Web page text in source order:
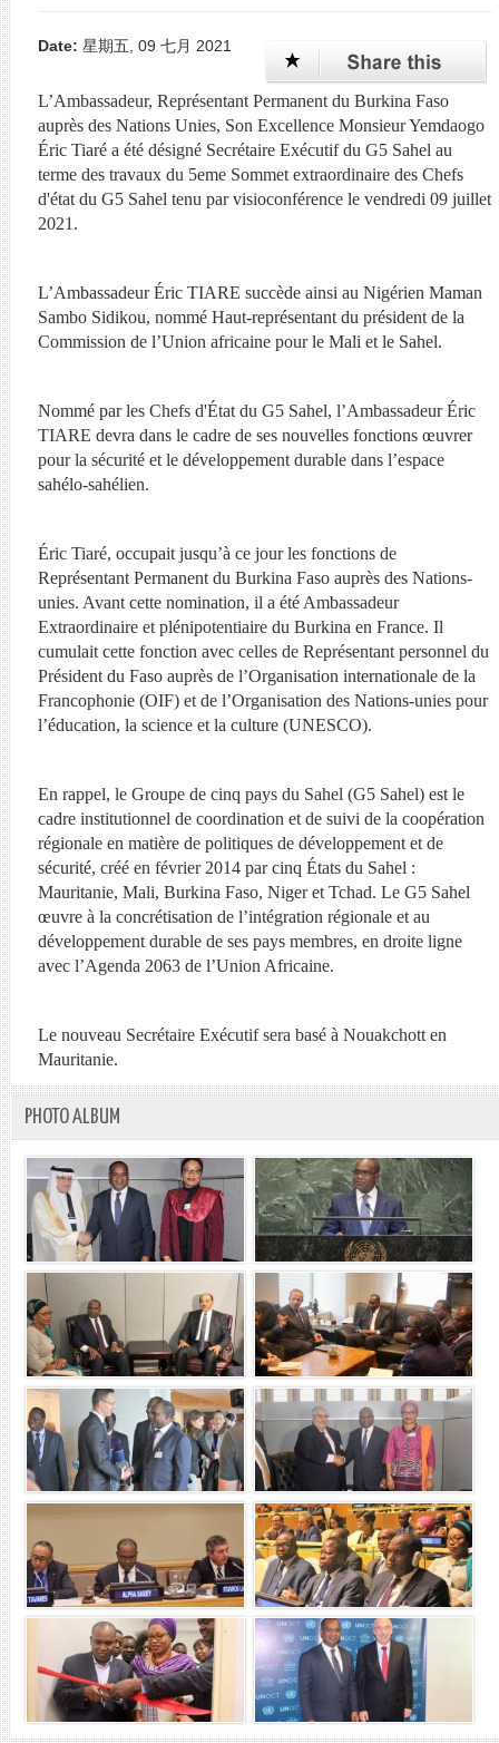
Date: 星期五, 09 七月 2021
L’Ambassadeur, Représentant Permanent du Burkina Faso
auprès des Nations Unies, Son Excellence Monsieur Yemdaogo
Éric Tiaré a été désigné Secrétaire Exécutif du G5 Sahel au
terme des travaux du 5eme Sommet extraordinaire des Chefs
d'état du G5 Sahel tenu par visioconférence le vendredi 09 juillet
2021.
L’Ambassadeur Éric TIARE succède ainsi au Nigérien Maman
Sambo Sidikou, nommé Haut-représentant du président de la
Commission de l’Union africaine pour le Mali et le Sahel.
Nommé par les Chefs d'État du G5 Sahel, l’Ambassadeur Éric
TIARE devra dans le cadre de ses nouvelles fonctions œuvrer
pour la sécurité et le développement durable dans l’espace
sahélo-sahélien.
Éric Tiaré, occupait jusqu’à ce jour les fonctions de
Représentant Permanent du Burkina Faso auprès des Nations-
unies. Avant cette nomination, il a été Ambassadeur
Extraordinaire et plénipotentiaire du Burkina en France. Il
cumulait cette fonction avec celles de Représentant personnel du
Président du Faso auprès de l’Organisation internationale de la
Francophonie (OIF) et de l’Organisation des Nations-unies pour
l’éducation, la science et la culture (UNESCO).
En rappel, le Groupe de cinq pays du Sahel (G5 Sahel) est le
cadre institutionnel de coordination et de suivi de la coopération
régionale en matière de politiques de développement et de
sécurité, créé en février 2014 par cinq États du Sahel :
Mauritanie, Mali, Burkina Faso, Niger et Tchad. Le G5 Sahel
œuvre à la concrétisation de l’intégration régionale et au
développement durable de ses pays membres, en droite ligne
avec l’Agenda 2063 de l’Union Africaine.
Le nouveau Secrétaire Exécutif sera basé à Nouakchott en
Mauritanie.
PHOTO ALBUM